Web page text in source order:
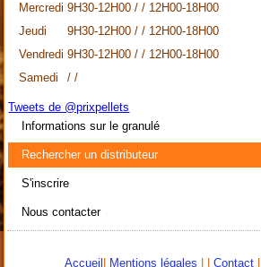
Mercredi 9H30-12H00 / / 12H00-18H00
Jeudi
9H30-12H00 / / 12H00-18H00
Vendredi 9H30-12H00 / / 12H00-18H00
Samedi
/ /
Tweets de @prixpellets
Informations sur le granulé
Rechercher un distributeur
S'inscrire
Nous contacter
Accueil| Mentions légales | | Contact|